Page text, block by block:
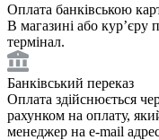
Оплата банківською
В магазині або курʼєру
термінал.
Банківський переказ
Оплата здійснюється
рахунком на оплату,
менеджер на e-mail